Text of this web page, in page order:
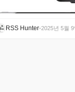
RSS Hunter•2025년 5월 9